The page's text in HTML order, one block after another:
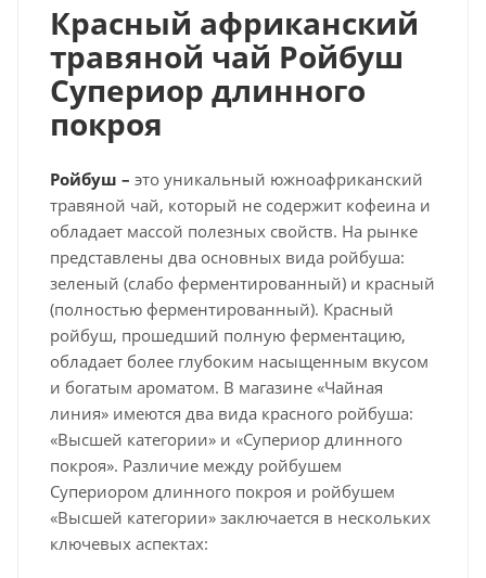
Красный африканский
травяной чай Ройбуш
Супериор длинного
покроя
Ройбуш – это уникальный южноафриканский
травяной чай, который не содержит кофеина и
обладает массой полезных свойств. На рынке
представлены два основных вида ройбуша:
зеленый (слабо ферментированный) и красный
(полностью ферментированный). Красный
ройбуш, прошедший полную ферментацию,
обладает более глубоким насыщенным вкусом
и богатым ароматом. В магазине «Чайная
линия» имеются два вида красного ройбуша:
«Высшей категории» и «Супериор длинного
покроя». Различие между ройбушем
Супериором длинного покроя и ройбушем
«Высшей категории» заключается в нескольких
ключевых аспектах: